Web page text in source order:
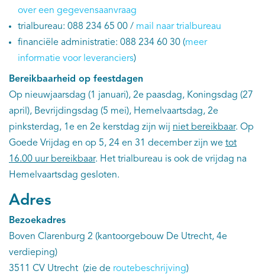
IKNL and the NCR
Dure geneesmiddelen
Nieuws
Projecten
Trials
EN
over een gegevensaanvraag
trialbureau: 088 234 65 00 / mail naar trialbureau
financiële administratie: 088 234 60 30 (meer
informatie voor leveranciers)
Bereikbaarheid op feestdagen
Op nieuwjaarsdag (1 januari), 2e paasdag, Koningsdag (27
april), Bevrijdingsdag (5 mei), Hemelvaartsdag, 2e
pinksterdag, 1e en 2e kerstdag zijn wij niet bereikbaar. Op
Goede Vrijdag en op 5, 24 en 31 december zijn we tot
16.00 uur bereikbaar. Het trialbureau is ook de vrijdag na
Hemelvaartsdag gesloten.
Adres
Bezoekadres
Boven Clarenburg 2 (kantoorgebouw De Utrecht, 4e
verdieping)
3511 CV Utrecht (zie de routebeschrijving)